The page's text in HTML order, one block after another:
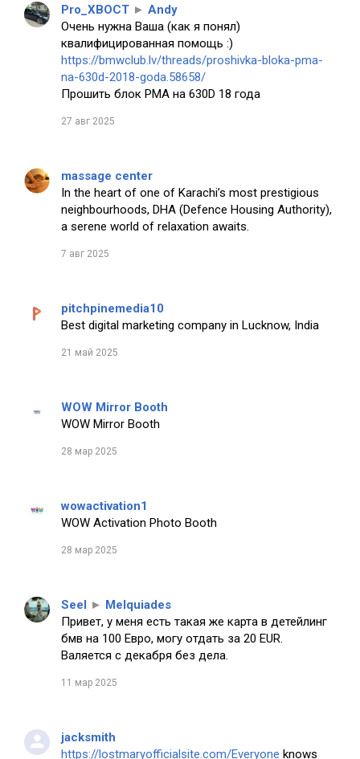
Pro_XBOCT ► Andy
Очень нужна Ваша (как я понял)
квалифицированная помощь :)
https://bmwclub.lv/threads/proshivka-bloka-pma-
na-630d-2018-goda.58658/
Прошить блок PMA на 630D 18 года
27 авг 2025
massage center
In the heart of one of Karachi’s most prestigious
neighbourhoods, DHA (Defence Housing Authority),
a serene world of relaxation awaits.
7 авг 2025
pitchpinemedia10
Best digital marketing company in Lucknow, India
21 май 2025
WOW Mirror Booth
WOW Mirror Booth
28 мар 2025
wowactivation1
WOW Activation Photo Booth
28 мар 2025
Seel ► Melquiades
Привет, у меня есть такая же карта в детейлинг
бмв на 100 Евро, могу отдать за 20 EUR.
Валяется с декабря без дела.
11 мар 2025
jacksmith
https://lostmaryofficialsite.com/Everyone knows